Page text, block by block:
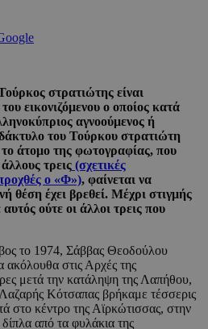
στρατιώτης είναι
εικονιζόμενου ο οποίος κατά
αγνοούμενος ή
του Τούρκου στρατιώτη
άτομο της φωτογραφίας, που
τρεις (σχετικές
ο «Φ»), φαίνεται να
θέση έχει βρεθεί. Μέχρι στιγμής
ούτε οι άλλοι τρεις που
το 1974, Σάββας Θεοδούλου
στις Αρχές της
μετά την κατάληψη της Λαπήθου,
Κότσαπας βρήκαμε τέσσερις
στο κέντρο της Αϊρκώτισσας, στην
από τα φυλάκια της